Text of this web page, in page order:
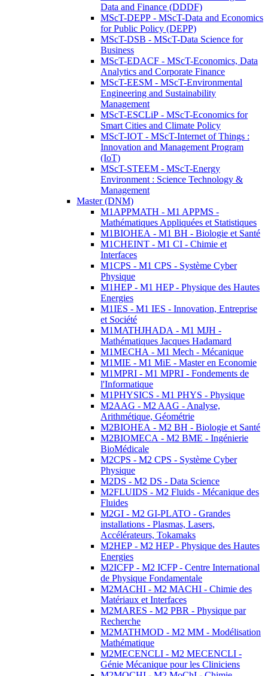
Data and Finance (DDDF)
MScT-DEPP - MScT-Data and Economics
for Public Policy (DEPP)
MScT-DSB - MScT-Data Science for
Business
MScT-EDACF - MScT-Economics, Data
Analytics and Corporate Finance
MScT-EESM - MScT-Environmental
Engineering and Sustainability
Management
MScT-ESCLiP - MScT-Economics for
Smart Cities and Climate Policy
MScT-IOT - MScT-Internet of Things :
Innovation and Management Program
(IoT)
MScT-STEEM - MScT-Energy
Environment : Science Technology &
Management
Master (DNM)
M1APPMATH - M1 APPMS -
Mathématiques Appliquées et Statistiques
M1BIOHEA - M1 BH - Biologie et Santé
M1CHEINT - M1 CI - Chimie et
Interfaces
M1CPS - M1 CPS - Système Cyber
Physique
M1HEP - M1 HEP - Physique des Hautes
Energies
M1IES - M1 IES - Innovation, Entreprise
et Société
M1MATHJHADA - M1 MJH -
Mathématiques Jacques Hadamard
M1MECHA - M1 Mech - Mécanique
M1MIE - M1 MiE - Master en Economie
M1MPRI - M1 MPRI - Fondements de
l'Informatique
M1PHYSICS - M1 PHYS - Physique
M2AAG - M2 AAG - Analyse,
Arithmétique, Géométrie
M2BIOHEA - M2 BH - Biologie et Santé
M2BIOMECA - M2 BME - Ingénierie
BioMédicale
M2CPS - M2 CPS - Système Cyber
Physique
M2DS - M2 DS - Data Science
M2FLUIDS - M2 Fluids - Mécanique des
Fluides
M2GI - M2 GI-PLATO - Grandes
installations - Plasmas, Lasers,
Accélérateurs, Tokamaks
M2HEP - M2 HEP - Physique des Hautes
Energies
M2ICFP - M2 ICFP - Centre International
de Physique Fondamentale
M2MACHI - M2 MACHI - Chimie des
Matériaux et Interfaces
M2MARES - M2 PBR - Physique par
Recherche
M2MATHMOD - M2 MM - Modélisation
Mathématique
M2MECENCLI - M2 MECENCLI -
Génie Mécanique pour les Cliniciens